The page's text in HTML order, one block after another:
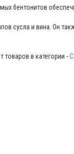
бентонитов
сусла и вина. Он
товаров в категории -